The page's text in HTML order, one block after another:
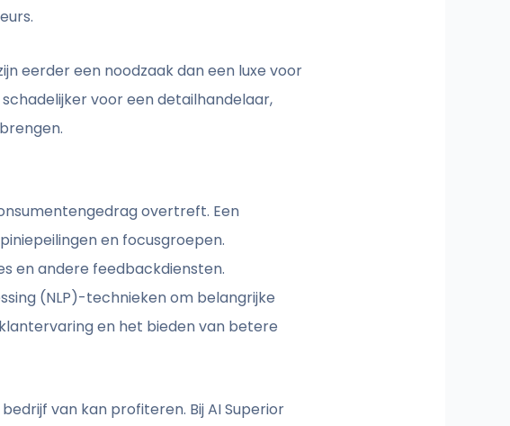
eerder een noodzaak dan een luxe voor
voor een detailhandelaar,
overtreft. Een
en focusgroepen.
en andere feedbackdiensten.
(NLP)-technieken om belangrijke
en het bieden van betere
van kan profiteren. Bij AI Superior